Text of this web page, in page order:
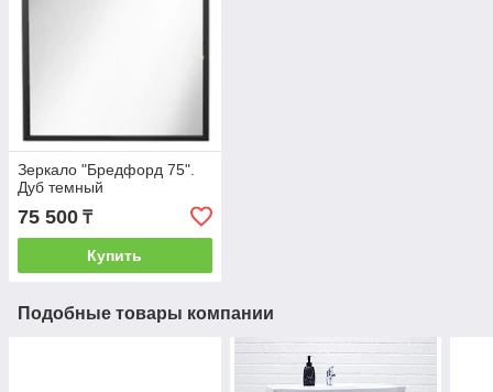
Зеркало "Бредфорд 75".
Дуб темный
75 500 ₸
Купить
Подобные товары компании